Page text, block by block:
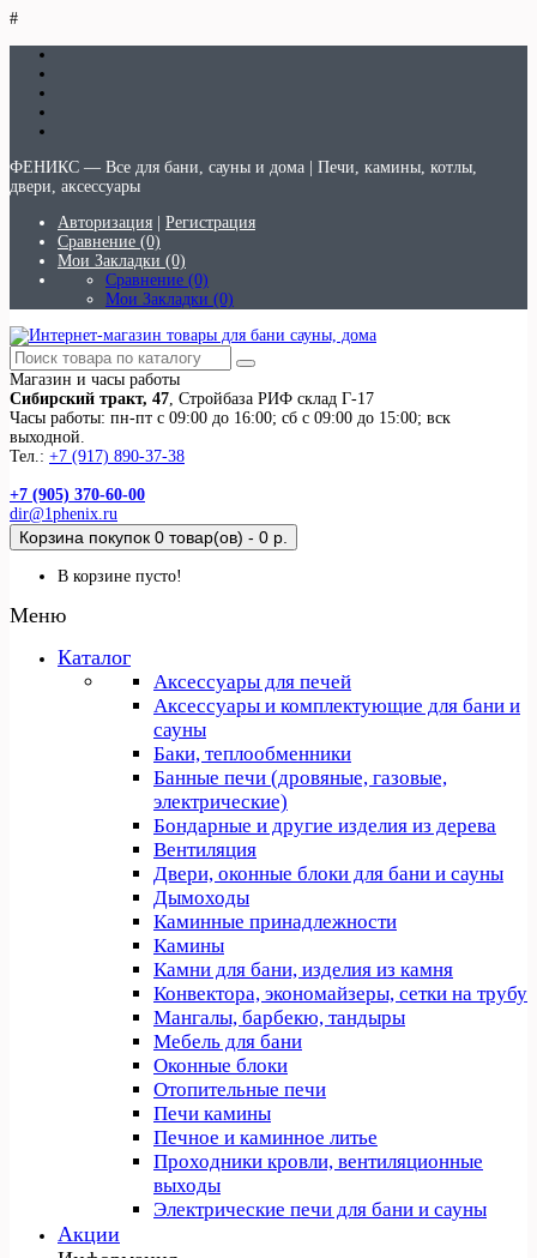
#
ФЕНИКС — Все для бани, сауны и дома | Печи, камины, котлы,
двери, аксессуары
Авторизация
Регистрация
Сравнение (0)
Мои Закладки (0)
Сравнение (0)
Мои Закладки (0)
Магазин и часы работы
Сибирский тракт, 47, Стройбаза РИФ склад Г-17
Часы работы: пн-пт с 09:00 до 16:00; сб с 09:00 до 15:00; вск
выходной.
Тел.: +7 (917) 890-37-38
+7 (905) 370-60-00
dir@1phenix.ru
Корзина покупок 0 товар(ов) - 0 р.
В корзине пусто!
Меню
Каталог
Аксессуары для печей
Аксессуары и комплектующие для бани и
сауны
Баки, теплообменники
Банные печи (дровяные, газовые,
электрические)
Бондарные и другие изделия из дерева
Вентиляция
Двери, оконные блоки для бани и сауны
Дымоходы
Каминные принадлежности
Камины
Камни для бани, изделия из камня
Конвектора, экономайзеры, сетки на трубу
Мангалы, барбекю, тандыры
Мебель для бани
Оконные блоки
Отопительные печи
Печи камины
Печное и каминное литье
Проходники кровли, вeнтиляционные
выходы
Электрические печи для бани и сауны
Акции